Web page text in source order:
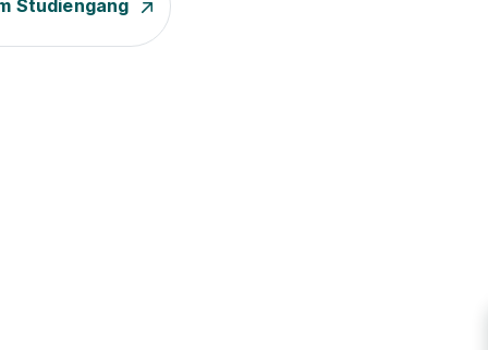
Studiengang